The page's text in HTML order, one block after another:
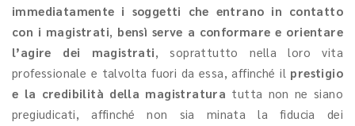
immediatamente i soggetti che entrano in contatto
con i magistrati, bensì serve a conformare e orientare
l’agire dei magistrati, soprattutto nella loro vita
professionale e talvolta fuori da essa, affinché il prestigio
e la credibilità della magistratura tutta non ne siano
pregiudicati, affinché non sia minata la fiducia dei